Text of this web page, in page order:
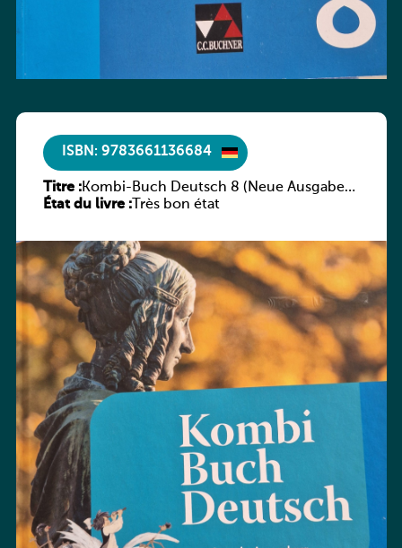
ISBN: 9783661136684
Titre :Kombi-Buch Deutsch 8 (Neue Ausgabe
Luxemburg)
État du livre :Très bon état